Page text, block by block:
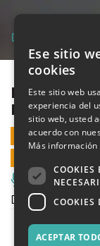
LA
LA
MELANDRI
29 ABRIL
LAS VENTAS
Música,
Di e con:
Ese sitio
cookies
Este sitio web
experiencia del
sitio web, usted
acuerdo con
Más información
COOKIES
COOKIES
ACEPTAR